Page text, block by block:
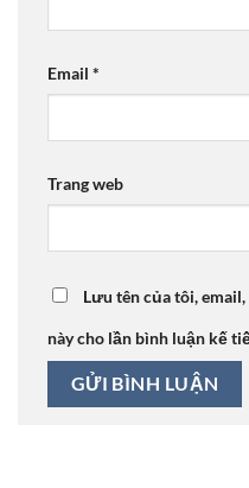
Email *
Trang web
Lưu tên của tôi,
này cho lần bình luận kế